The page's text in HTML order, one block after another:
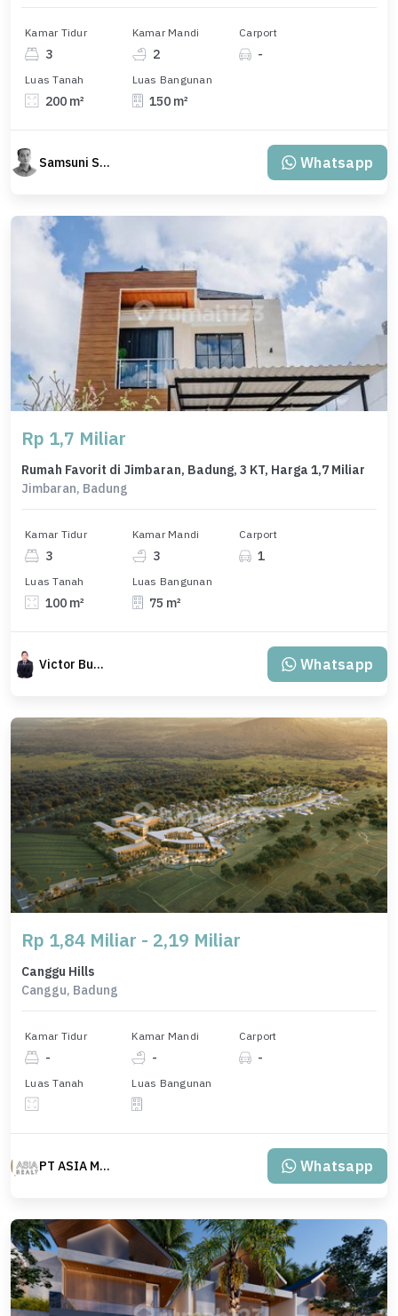
Kamar Tidur
3
Kamar Mandi
2
Carport
-
Luas Tanah
200 m²
Luas Bangunan
150 m²
Samsuni Samsuni Whatsapp
Rp 1,7 Miliar
Rumah Favorit di Jimbaran, Badung, 3 KT, Harga 1,7 Miliar
Jimbaran, Badung
Kamar Tidur
3
Kamar Mandi
3
Carport
1
Luas Tanah
100 m²
Luas Bangunan
75 m²
Victor Budiman Whatsapp
Rp 1,84 Miliar - 2,19 Miliar
Canggu Hills
Canggu, Badung
Kamar Tidur
-
Kamar Mandi
-
Carport
-
Luas Tanah Luas Bangunan
PT ASIA MAS REALTY Whatsapp